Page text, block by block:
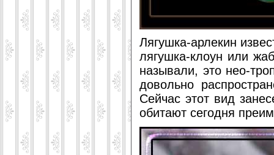
Лягушка-арлекин
лягушка-клоун или
называли, это нео-
довольно
Сейчас этот вид
обитают сегодня